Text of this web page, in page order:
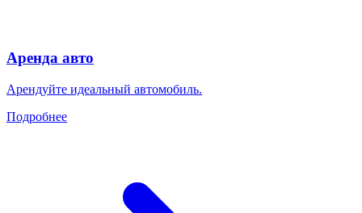
Аренда авто
Арендуйте идеальный автомобиль.
Подробнее